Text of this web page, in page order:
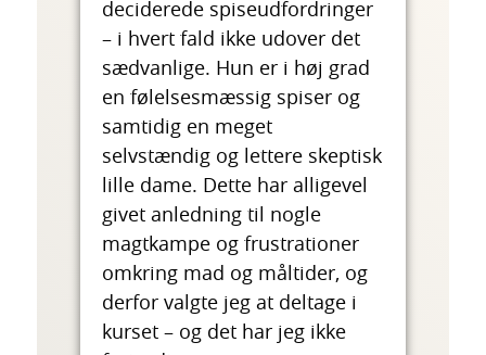
deciderede spiseudfordringer
– i hvert fald ikke udover det
sædvanlige. Hun er i høj grad
en følelsesmæssig spiser og
samtidig en meget
selvstændig og lettere skeptisk
lille dame. Dette har alligevel
givet anledning til nogle
magtkampe og frustrationer
omkring mad og måltider, og
derfor valgte jeg at deltage i
kurset – og det har jeg ikke